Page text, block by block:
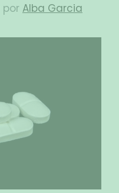
por Alba Garcia